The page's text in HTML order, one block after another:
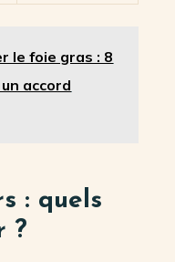
le foie gras : 8
accord
: quels
?